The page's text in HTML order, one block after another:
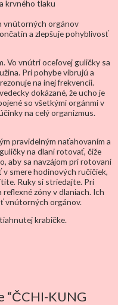
krvného tlaku
vnútorných orgánov
a zlepšuje pohyblivosť
Vo vnútri oceľovej guličky sa
Pri pohybe vibrujú a
na inej frekvencii.
dokázané, že ucho je
so všetkými orgánmi v
na celý organizmus.
pravidelným naťahovaním a
na dlani rotovať, čiže
aby sa navzájom pri rotovaní
smere hodinových ručičiek,
Ruky si striedajte. Pri
zóny v dlaniach. Ich
vnútorných orgánov.
krabičke.
“ČCHI-KUNG